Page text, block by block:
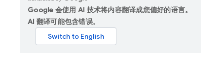
Google 会使用 AI 技术将内容翻译成您偏好的语言。
AI 翻译可能包含错误。